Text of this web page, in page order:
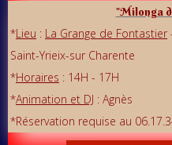
"Milonga
*Lieu : La Grange de Fontastier
Saint-Yrieix-sur Charente
*Horaires : 14H - 17H
*Animation et DJ : Agnès
*Réservation requise au